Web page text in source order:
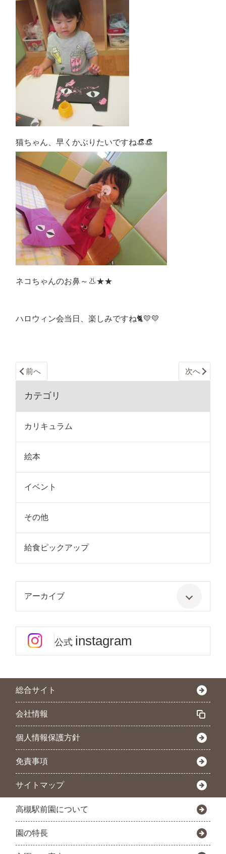
猫ちゃん、早くかぶりたいですね👒👒
ネコちゃんのお鼻～👃★★
ハロウィン会当日、楽しみですね🐈💛💛
前へ 次へ
カテゴリ
カリキュラム
絵本
イベント
その他
給食ピックアップ
アーカイブ
公式 instagram
総合サイト
会社情報
個人情報保護方針
免責事項
サイトマップ
高槻駅前園について
園の特長